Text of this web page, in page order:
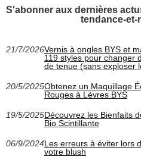
S'abonner aux dernières
tendance-et-
21/7/2026Vernis à ongles BYS et
119 styles pour changer
de tenue (sans exploser
20/5/2025Obtenez un Maquillage
Rouges à Lèvres BYS
19/5/2025Découvrez les Bienfaits
Bio Scintillante
06/9/2024Les erreurs à éviter lors
votre blush